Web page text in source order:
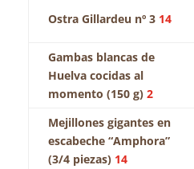
Ostra Gillardeu nº 3 14
Gambas blancas de
Huelva cocidas al
momento (150 g) 2
Mejillones gigantes en
escabeche “Amphora”
(3/4 piezas) 14